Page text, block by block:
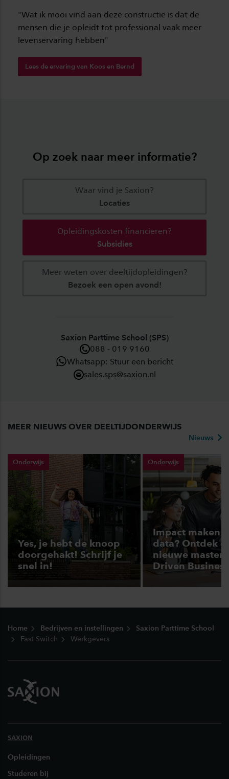
"Wat ik mooi vind aan deze constructie is dat de
mensen die je opleidt tot professional vaak meer
levenservaring hebben"
Lees de ervaring van Koos en Bernd
Op zoek naar meer informatie?
Waar vind je Saxion?
Locaties
Opleidingskosten financieren?
Subsidies
Meer weten over deeltijdopleidingen?
Bezoek een open avond!
Saxion Parttime School (SPS)
088 - 019 9160
Whatsapp: Stuur een bericht
sales.sps@saxion.nl
MEER NIEUWS OVER DEELTIJDONDERWIJS
Nieuws
Onderwijs
Yes, je hebt de knoop
doorgehakt! Schrijf je
snel in!
Onderwijs
Impact maken
data? Ontdek
nieuwe master
Driven Business
Home Bedrijven en instellingen
Saxion Parttime School
Fast Switch
Werkgevers
SAXION
Opleidingen
Studeren bij